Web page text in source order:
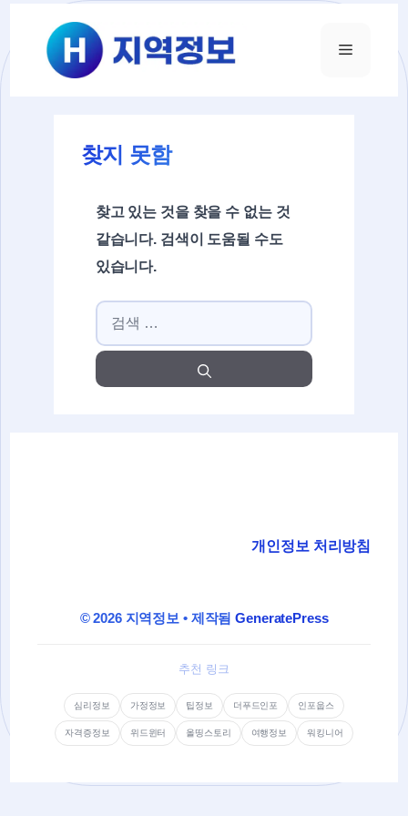
건너뛰기
메뉴
찾지 못함
찾고 있는 것을 찾을 수 없는 것
같습니다. 검색이 도움될 수도
있습니다.
검색:
개인정보 처리방침
© 2026 지역정보 • 제작됨GeneratePress
추천 링크
심리정보 가정정보 팁정보 더푸드인포 인포웁스
자격증정보 위드윈터 올띵스토리 여행정보 워킹니어